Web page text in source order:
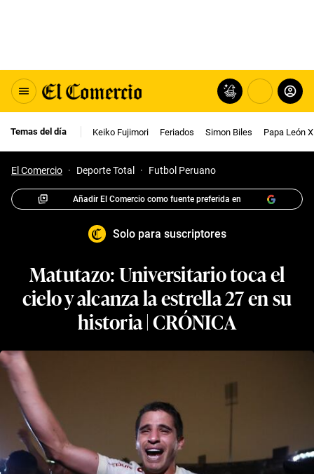
Temas del día Keiko Fujimori Feriados Simon Biles Papa León
El Comercio · Deporte Total · Futbol Peruano
Añadir El Comercio como fuente preferida en
Solo para suscriptores
Matutazo: Universitario toca el
cielo y alcanza la estrella 27 en su
historia | CRÓNICA